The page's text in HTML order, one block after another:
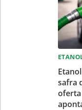
safra